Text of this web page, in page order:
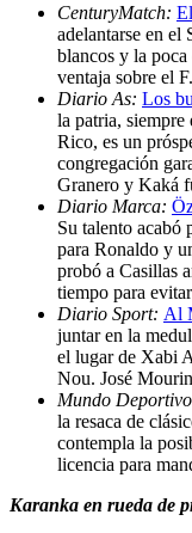
CenturyMatch:
adelantarse en
blancos y la
ventaja sobre el
Diario As: Los
la patria, siempre
Rico, es un
congregación
Granero y Kaká
Diario Marca:
Su talento acabó
para Ronaldo y
probó a Casillas
tiempo para
Diario Sport: Al
juntar en la
el lugar de Xabi
Nou. José
Mundo
la resaca de
contempla la
licencia para
Karanka en rueda de